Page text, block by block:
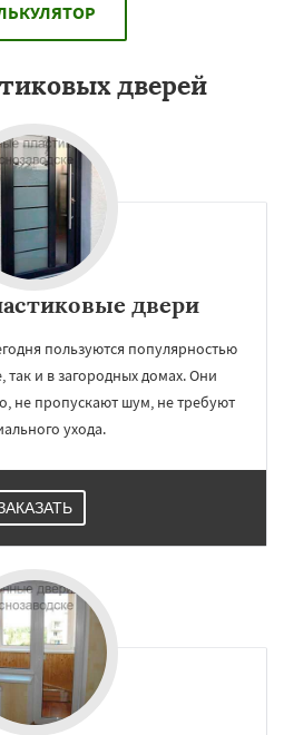
дверей
двери
пользуются популярностью
так и в загородных домах. Они
не пропускают шум, не требуют
ухода.